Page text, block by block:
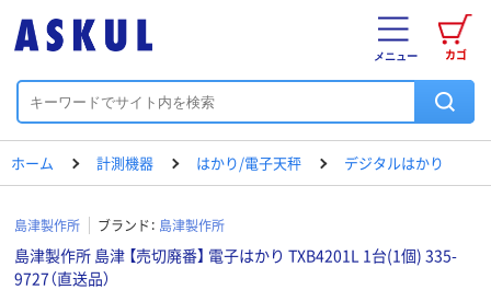
カゴ
メニュー
ホーム 計測機器 はかり/電子天秤 デジタルはかり
島津製作所 ブランド： 島津製作所
島津製作所 島津 【売切廃番】 電子はかり TXB4201L 1台(1個) 335-
9727（直送品）